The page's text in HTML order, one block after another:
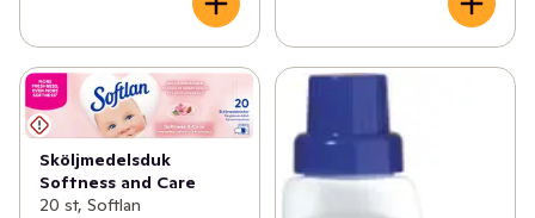
Sköljmedelsduk
Softness and Care
20 st, Softlan